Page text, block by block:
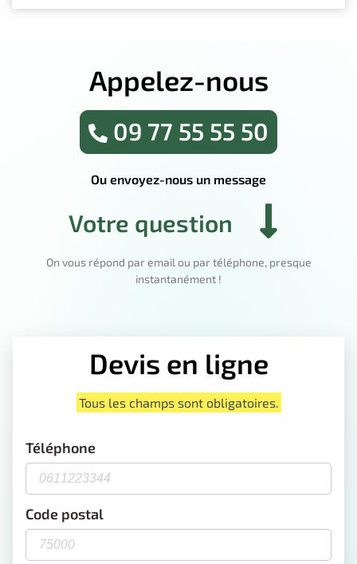
Appelez-nous
09 77 55 55 50
Ou envoyez-nous un message
Votre question
On vous répond par email ou par téléphone, presque
instantanément !
Devis en ligne
Tous les champs sont obligatoires.
Téléphone
Code postal